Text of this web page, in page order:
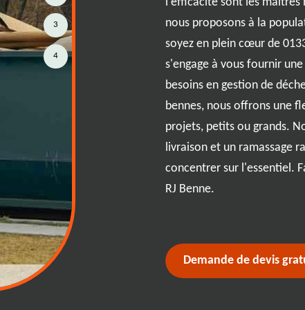
avec une gestion
express de bennes
vous ! Grâce à notre
Lapeyrouse vous garantit une
Profitez d'une
des déchets simplifiée avec RJ
à 01330.
nous proposons à la
soyez en plein cœur de
s'engage à vous fournir
besoins en gestion de
bennes, nous offrons une
projets, petits ou grands.
livraison et un ramassage
concentrer sur l'essentiel.
RJ Benne.
3
4
Demande de devis